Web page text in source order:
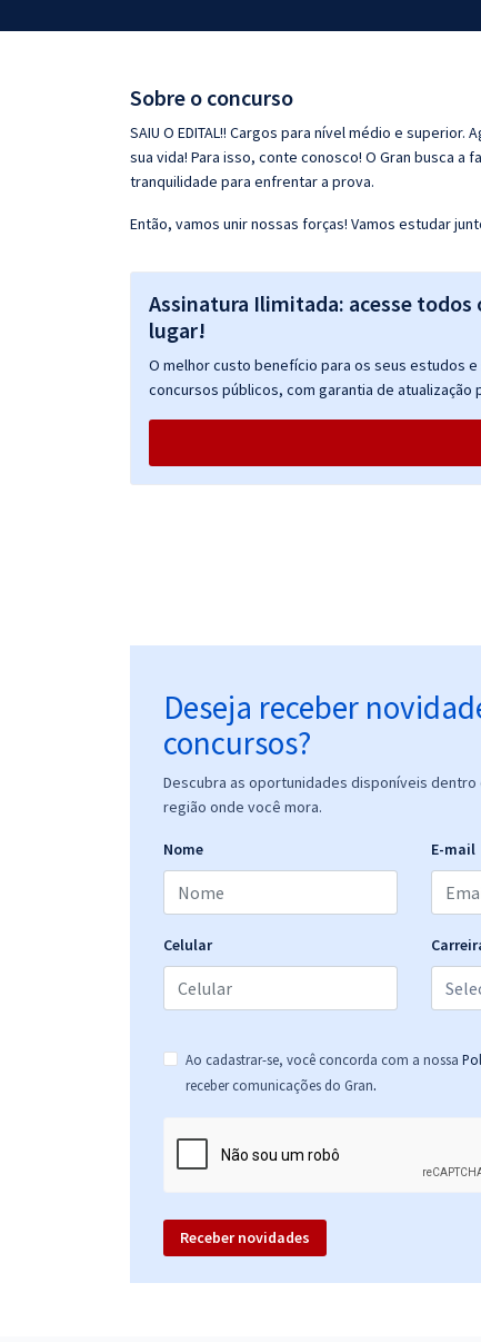
Questões grátis
Conteúdo gratuito
Sobre o concurso
SAIU O EDITAL!! Cargos para nível médio e
sua vida! Para isso, conte conosco! O Gran busca
tranquilidade para enfrentar a prova.
Então, vamos unir nossas forças! Vamos estudar
Assinatura Ilimitada: acesse todos
lugar!
O melhor custo benefício para os seus estudos
concursos públicos, com garantia de atualização
Deseja receber
concursos?
Descubra as oportunidades disponíveis dentro
região onde você mora.
Nome E-mail
Celular
Ao cadastrar-se, você concorda com a nossa
receber comunicações do Gran.
Receber novidades